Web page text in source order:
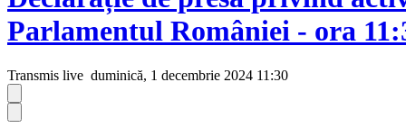
Parlamentul României - ora
Transmis live duminică, 1 decembrie 2024 11:30